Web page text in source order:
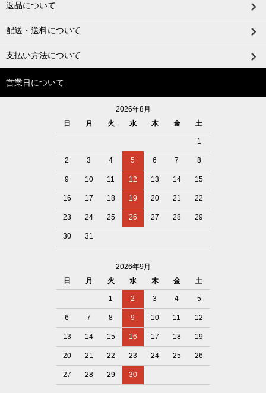
返品について
配送・送料について
支払い方法について
営業日について
2026年8月
日
月 火 水 木 金 土
1
2 3 4 5 6 7 8
9 10 11 12 13 14 15
16 17 18 19 20 21 22
23 24 25 26 27 28 29
30 31
2026年9月
日
月 火 水 木 金 土
1 2 3 4 5
6 7 8 9 10 11 12
13 14 15 16 17 18 19
20 21 22 23 24 25 26
27 28 29 30